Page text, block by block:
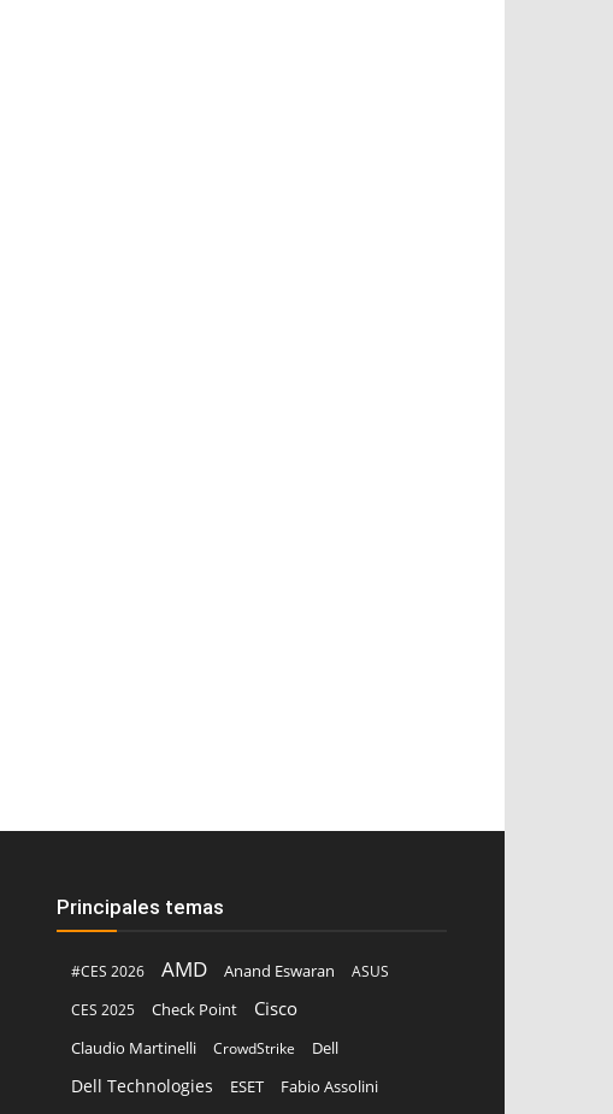
Principales temas
#CES 2026 AMD Anand Eswaran
ASUS
CES 2025
Check Point Cisco
Claudio Martinelli CrowdStrike Dell
Dell Technologies ESET Fabio Assolini